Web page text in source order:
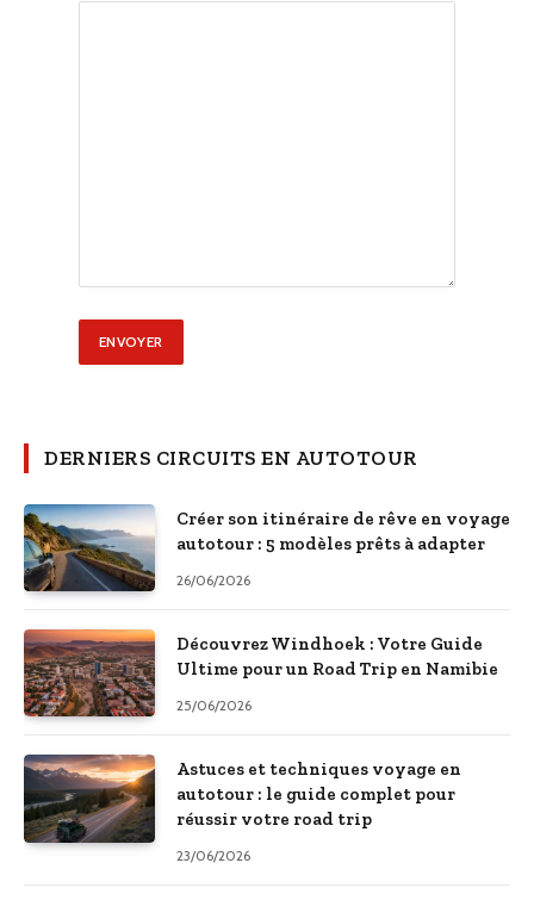
DERNIERS CIRCUITS EN AUTOTOUR
Créer son itinéraire de rêve en voyage
autotour : 5 modèles prêts à adapter
26/06/2026
Découvrez Windhoek : Votre Guide
Ultime pour un Road Trip en Namibie
25/06/2026
Astuces et techniques voyage en
autotour : le guide complet pour
réussir votre road trip
23/06/2026